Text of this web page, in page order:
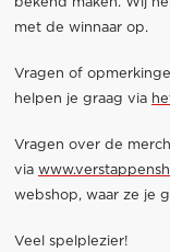
met de winnaar op.
Vragen of
helpen je graag via
Vragen over de
via
webshop, waar ze je
Veel spelplezier!